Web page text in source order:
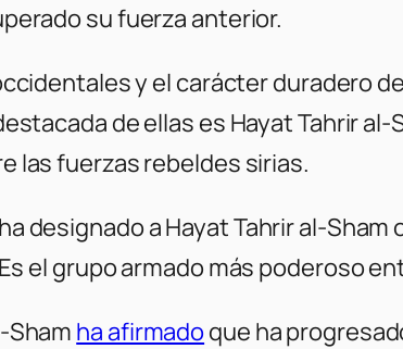
su fuerza anterior.
y el carácter duradero
de ellas es Hayat Tahrir al-
las fuerzas rebeldes sirias.
ha designado a Hayat Tahrir al-
el grupo armado más poderoso
Sham ha afirmadoque ha